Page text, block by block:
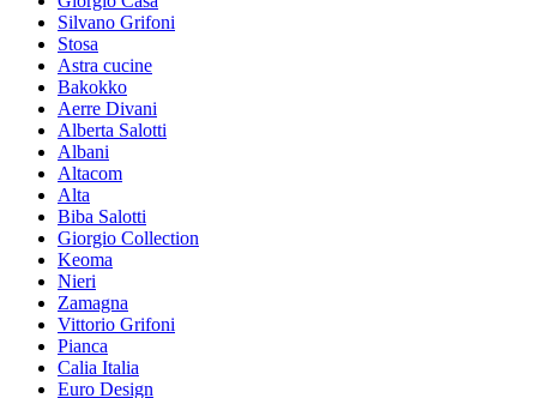
Silvano Grifoni
Stosa
Astra cucine
Bakokko
Aerre Divani
Alberta Salotti
Albani
Altacom
Alta
Biba Salotti
Giorgio Collection
Keoma
Nieri
Zamagna
Vittorio Grifoni
Pianca
Calia Italia
Euro Design